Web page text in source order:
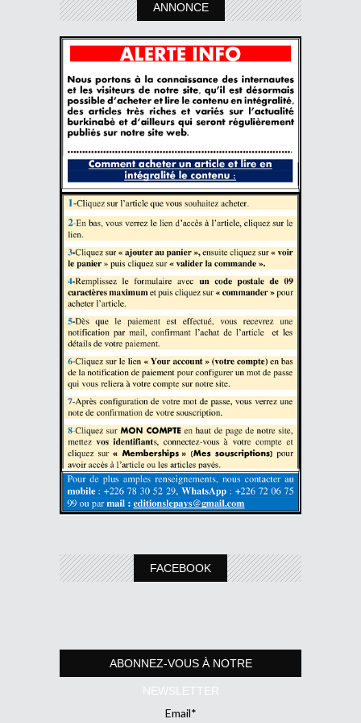
ANNONCE
FACEBOOK
ABONNEZ-VOUS À NOTRE
NEWSLETTER
Email*